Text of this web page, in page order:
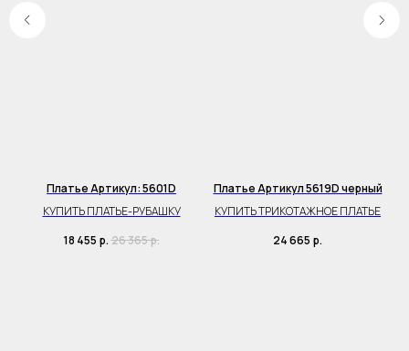
Платье Артикул: 5601D
КУПИТЬ ПЛАТЬЕ-РУБАШКУ
18 455 р. 26 365р.
Платье Артикул 5619D черный
КУПИТЬ ТРИКОТАЖНОЕ ПЛАТЬЕ
24 665 р.